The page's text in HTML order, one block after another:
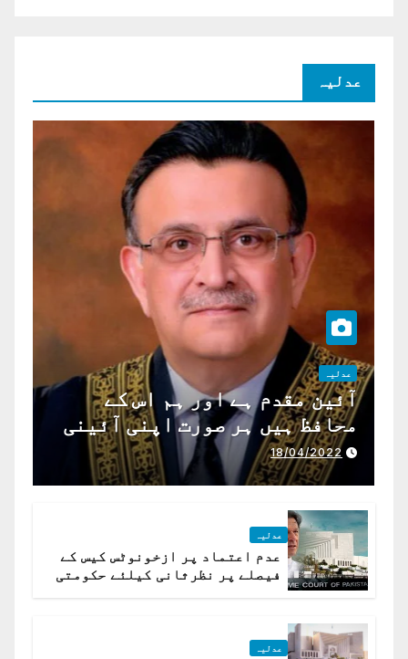
عدلیہ
عدلیہ
آئین مقدم ہے اور ہم اس کے
محافظ ہیں ہر صورت اپنی آئینی
ذمہ داری ادا کرینگے ، چیف
جسٹس پاکستان
18/04/2022
عدلیہ
عدم اعتماد پر ازخونوٹس کیس کے
فیصلے پر نظرثانی کیلئے حکومتی
عدلیہ